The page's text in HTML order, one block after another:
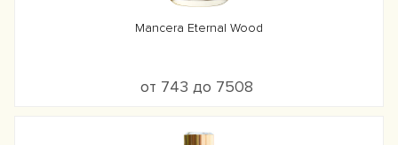
Mancera Eternal Wood
от 743 до 7508